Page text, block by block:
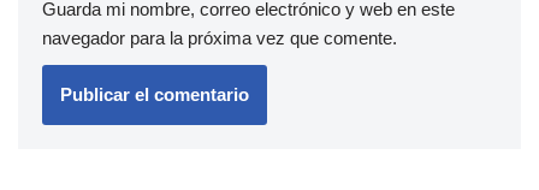
Guarda mi nombre, correo electrónico y web en este
navegador para la próxima vez que comente.